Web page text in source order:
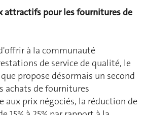
attractifs pour les fournitures de
à la communauté
de service de qualité, le
propose désormais un second
achats de fournitures
aux prix négociés, la réduction de